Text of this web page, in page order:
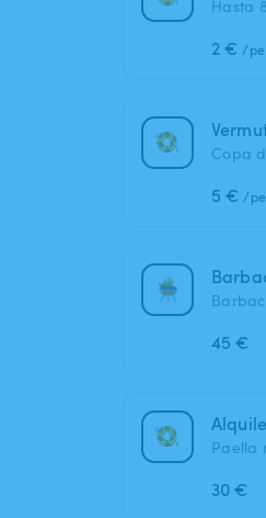
Hasta
2 € /
Copa
5 € /
45 €
Paella
30 €